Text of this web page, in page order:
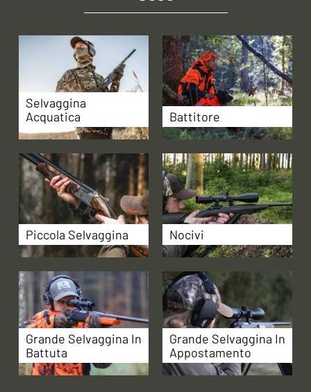
Selvaggina
Acquatica
Battitore
Piccola Selvaggina Nocivi
Grande Selvaggina In
Battuta
Grande Selvaggina In
Appostamento